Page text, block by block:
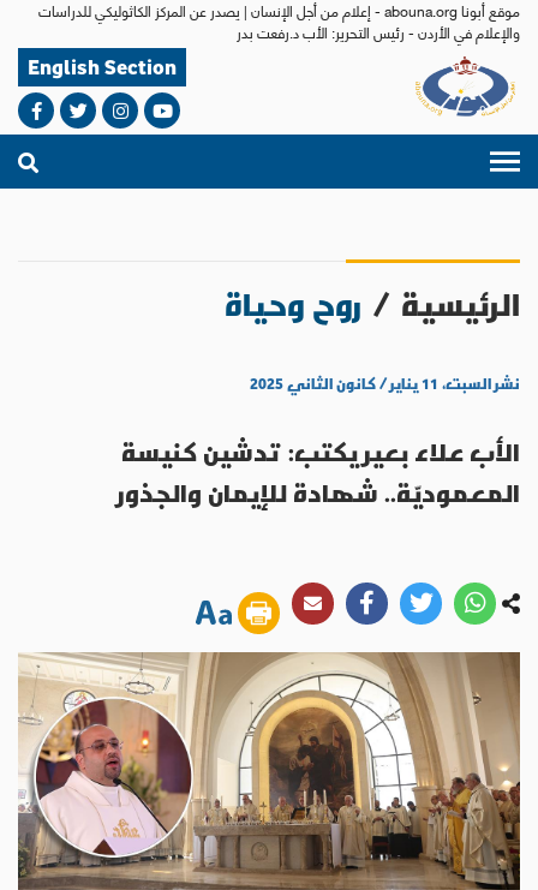
موقع أبونا abouna.org - إعلام من أجل الإنسان | يصدر عن المركز الكاثوليكي للدراسات
والإعلام في الأردن - رئيس التحرير: الأب د.رفعت بدر
English Section
الرئيسية / روح وحياة
نشر السبت، ١١ يناير / كانون الثاني ٢٠٢٥
الأب علاء بعير يكتب: تدشين كنيسة
المعموديّة.. شهادة للإيمان والجذور